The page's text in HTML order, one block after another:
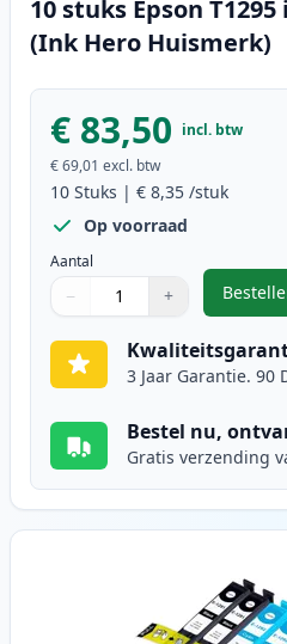
10 stuks Epson
(Ink Hero Huismerk)
€ 83,50 incl. btw
€ 69,01 excl. btw
10 Stuks | € 8,35 /stuk
Op voorraad
Aantal
Gebruik de knoppen om aan
− +
1 ,
3 Jaar Garantie. 90
Bestel nu,
Gratis verzending